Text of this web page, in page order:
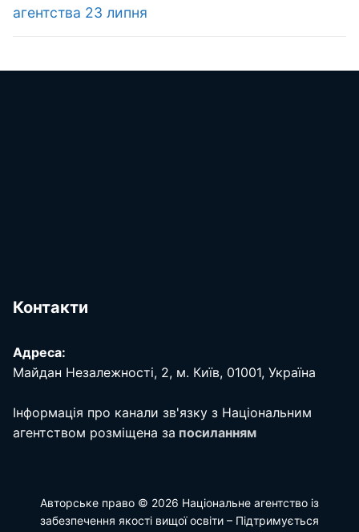
агентства 23 липня
Контакти
Адреса:
Майдан Незалежності, 2, м. Київ, 01001, Україна
Інформація про канали зв'язку з Національним
агентством розміщена за посиланням
Авторське право © 2026 Національне агентство із
забезпечення якості вищої освіти – Підтримується